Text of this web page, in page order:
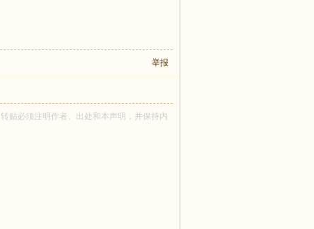
举报
贴必须注明作者、出处和本声明，并保持内